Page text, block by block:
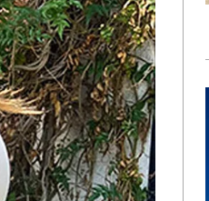
จะทำตามที่พูด ไม่
อกตั้งครั้งหน้าก็เช่นกัน
บผ่านการกาบัตรใน
ใดจะเสนอ 2 ป.หรือ